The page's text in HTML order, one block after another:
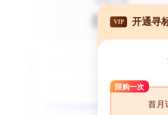
VIP 开通寻
限购一次
首月